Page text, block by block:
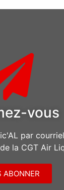
vous
par
la CGT Air
ABONNER